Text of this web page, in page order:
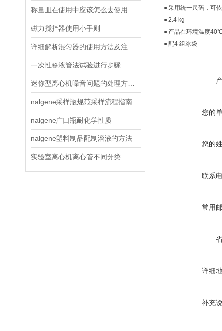
磁力搅拌器使用小手则
一次性移液管法试验进行步骤
nalgene采样瓶规范采样流程指南
nalgene广口瓶耐化学性质
nalgene塑料制品配制溶液的方法
实验室离心机离心管不同分类
● 采用统一尺码，可
● 2.4 kg
● 产品在环境温度
● 配4 组冰袋
您的
您的
联系
常用
详细
补充